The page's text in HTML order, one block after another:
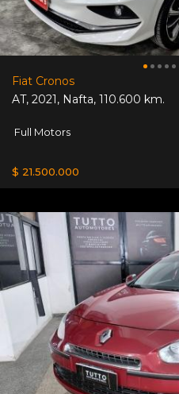
Fiat Cronos
AT, 2021, Nafta, 110.600 km.
Full Motors
$ 21.500.000